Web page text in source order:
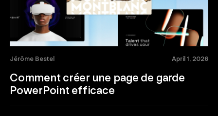
Jérôme Bestel April 1, 2026
Comment créer une page de garde
PowerPoint efficace